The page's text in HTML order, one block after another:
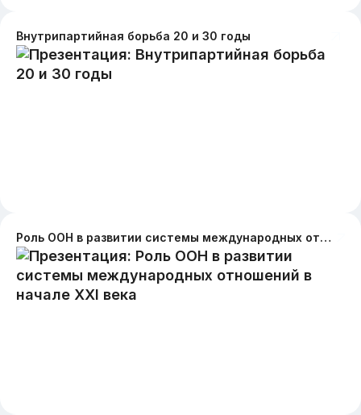
Внутрипартийная борьба 20 и 30 годы
Роль ООН в развитии системы международных отношений в начале XXI века